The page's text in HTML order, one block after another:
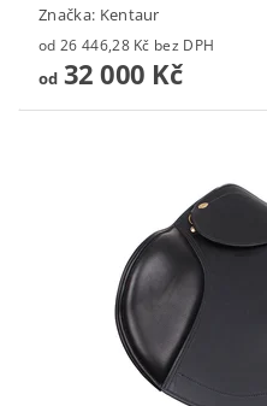
Značka: Kentaur
od 26 446,28 Kč bez DPH
od32 000 Kč